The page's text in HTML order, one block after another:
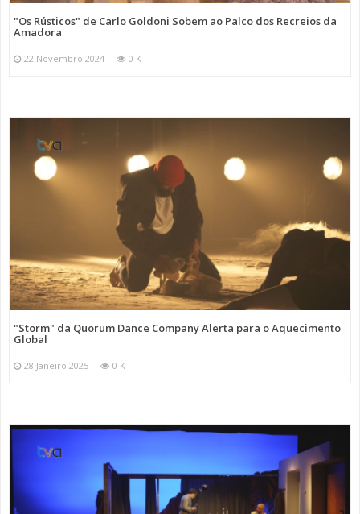
"Os Rústicos" de Carlo Goldoni Sobem ao Palco dos Recreios da
Amadora
22 Novembro 2024 0 K
"Storm" da Quorum Dance Company Alerta para o Aquecimento
Global
28 Janeiro 2025 0 K